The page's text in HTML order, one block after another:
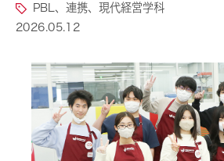
PBL、連携、現代経営学科
2026.05.12